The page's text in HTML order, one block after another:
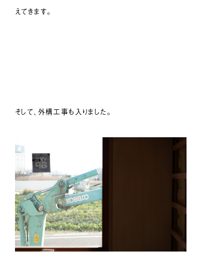
えてきます。
そして、外構工事も入りました。